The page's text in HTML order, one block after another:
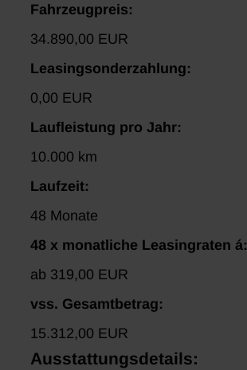
Fahrzeugpreis:
34.890,00 EUR
Leasingsonderzahlung:
0,00 EUR
Laufleistung pro Jahr:
10.000 km
Laufzeit:
48 Monate
48 x monatliche Leasingraten á:
ab 319,00 EUR
vss. Gesamtbetrag:
15.312,00 EUR
Ausstattungsdetails: